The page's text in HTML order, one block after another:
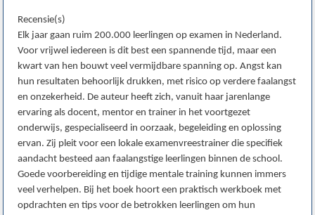
Recensie(s)
Elk jaar gaan ruim 200.000 leerlingen op examen in Nederland.
Voor vrijwel iedereen is dit best een spannende tijd, maar een
kwart van hen bouwt veel vermijdbare spanning op. Angst kan
hun resultaten behoorlijk drukken, met risico op verdere faalangst
en onzekerheid. De auteur heeft zich, vanuit haar jarenlange
ervaring als docent, mentor en trainer in het voortgezet
onderwijs, gespecialiseerd in oorzaak, begeleiding en oplossing
ervan. Zij pleit voor een lokale examenvreestrainer die specifiek
aandacht besteed aan faalangstige leerlingen binnen de school.
Goede voorbereiding en tijdige mentale training kunnen immers
veel verhelpen. Bij het boek hoort een praktisch werkboek met
opdrachten en tips voor de betrokken leerlingen om hun